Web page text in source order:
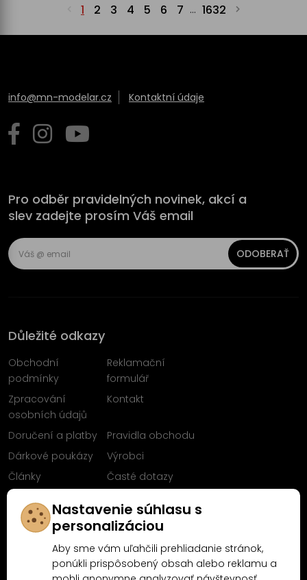
1 2 3 4 5 6 7 ... 1632
info@mn-modelar.cz Kontaktní údaje
Pro odběr pravidelných novinek, akcí a
slev zadejte prosím Váš email
ODOBERAŤ
Důležité odkazy
Obchodní
podmínky
Reklamační
formulář
Zpracování
osobních údajů
Kontakt
Doručení a platby
Pravidla obchodu
Dárkové poukázy
Výrobci
Články
Časté dotazy
FacebookuNastavenie súhlasu s
personalizáciou
Aby sme vám uľahčili prehliadanie stránok,
ponúkli prispôsobený obsah alebo reklamu a